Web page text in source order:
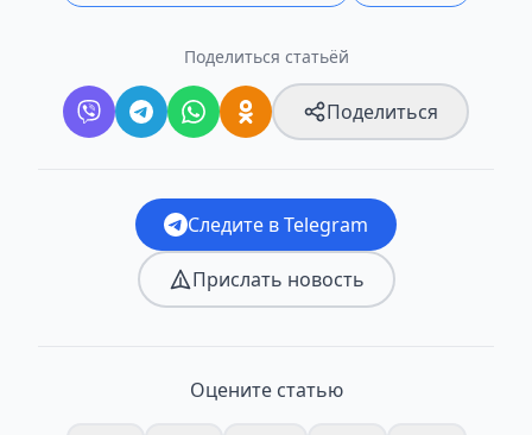
Поделиться статьёй
Поделиться
Следите в Telegram
Прислать новость
Оцените статью